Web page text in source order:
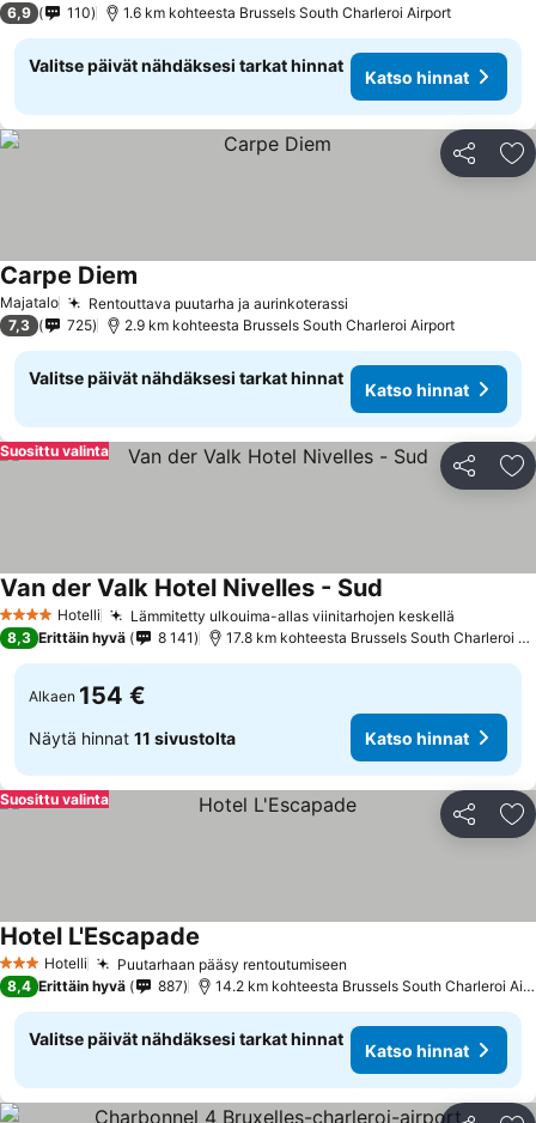
6,9 110 1.6 km kohteesta Brussels South Charleroi Airport
Valitse päivät nähdäksesi tarkat hinnat
Katso hinnat
Jaa
Majatalo Rentouttava puutarha ja aurinkoterassi
Carpe Diem
7,3 725 2.9 km kohteesta Brussels South Charleroi Airport
Valitse päivät nähdäksesi tarkat hinnat
Katso hinnat
Jaa
Suosittu valinta
4 Tähtiluokitus
Hotelli Lämmitetty ulkouima-allas viinitarhojen keskellä
Van der Valk Hotel Nivelles - Sud
8,3 Erittäin hyvä 8 141 17.8 km kohteesta Brussels South Charleroi Airport
Alkaen 154 €
Näytä hinnat 11 sivustolta Katso hinnat
Jaa
Suosittu valinta
3 Tähtiluokitus
Hotelli Puutarhaan pääsy rentoutumiseen
Hotel L'Escapade
8,4 Erittäin hyvä 887 14.2 km kohteesta Brussels South Charleroi Airport
Valitse päivät nähdäksesi tarkat hinnat
Katso hinnat